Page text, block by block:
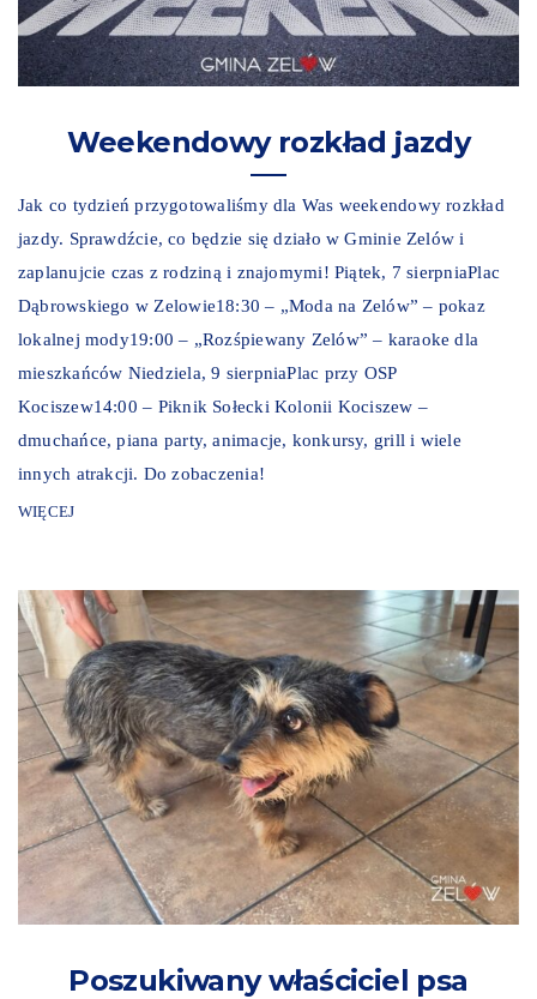
Weekendowy rozkład jazdy
Jak co tydzień przygotowaliśmy dla Was weekendowy rozkład
jazdy. Sprawdźcie, co będzie się działo w Gminie Zelów i
zaplanujcie czas z rodziną i znajomymi! Piątek, 7 sierpniaPlac
Dąbrowskiego w Zelowie18:30 – „Moda na Zelów” – pokaz
lokalnej mody19:00 – „Rozśpiewany Zelów” – karaoke dla
mieszkańców Niedziela, 9 sierpniaPlac przy OSP
Kociszew14:00 – Piknik Sołecki Kolonii Kociszew –
dmuchańce, piana party, animacje, konkursy, grill i wiele
innych atrakcji. Do zobaczenia!
WIĘCEJ
Poszukiwany właściciel psa